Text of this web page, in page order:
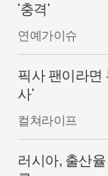
'충격'
연예가이슈
픽사 팬이라면
사'
컬쳐라이프
러시아, 출산율